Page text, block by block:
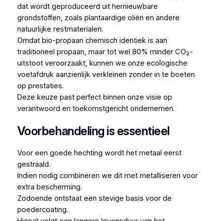
dat wordt geproduceerd uit hernieuwbare
grondstoffen, zoals plantaardige oliën en andere
natuurlijke restmaterialen.
Omdat bio-propaan chemisch identiek is aan
traditioneel propaan, maar tot wel 80% minder CO₂-
uitstoot veroorzaakt, kunnen we onze ecologische
voetafdruk aanzienlijk verkleinen zonder in te boeten
op prestaties.
Deze keuze past perfect binnen onze visie op
verantwoord en toekomstgericht ondernemen.
Voorbehandeling is essentieel
Voor een goede hechting wordt het metaal eerst
gestraald.
Indien nodig combineren we dit met metalliseren voor
extra bescherming.
Zodoende ontstaat een stevige basis voor de
poedercoating.